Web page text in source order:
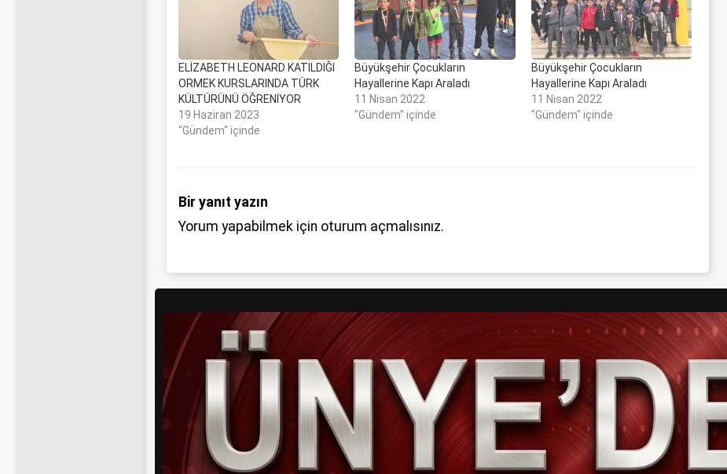
ELİZABETH LEONARD KATILDIĞI
ORMEK KURSLARINDA TÜRK
KÜLTÜRÜNÜ ÖĞRENİYOR
19 Haziran 2023
"Gündem" içinde
Büyükşehir Çocukların
Hayallerine Kapı Araladı
11 Nisan 2022
"Gündem" içinde
Büyükşehir Çocukların
Hayallerine Kapı Araladı
11 Nisan 2022
"Gündem" içinde
Bir yanıt yazın
Yorum yapabilmek için oturum açmalısınız.